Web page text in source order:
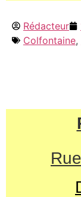
Rédacteur
Colfontaine,